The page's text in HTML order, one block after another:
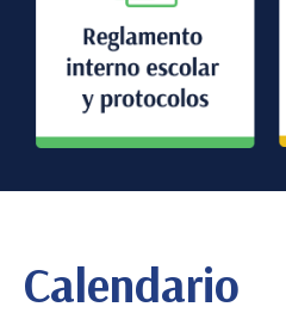
Calendario